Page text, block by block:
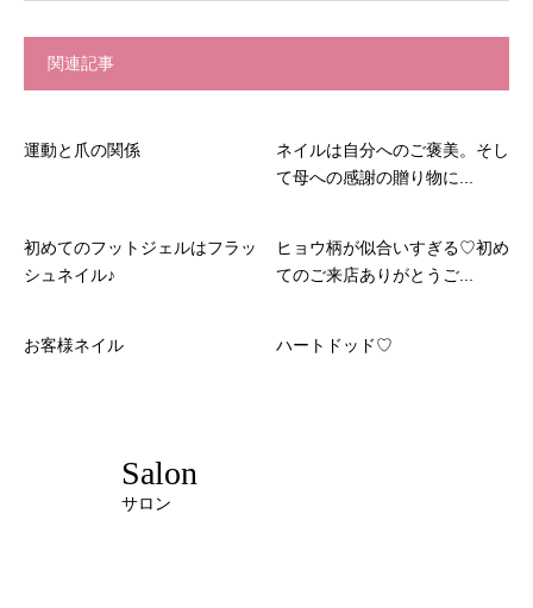
関連記事
運動と爪の関係
ネイルは自分へのご褒美。そし
て母への感謝の贈り物に...
初めてのフットジェルはフラッ
シュネイル♪
ヒョウ柄が似合いすぎる♡初め
てのご来店ありがとうご...
お客様ネイル ハートドッド♡
Salon
サロン